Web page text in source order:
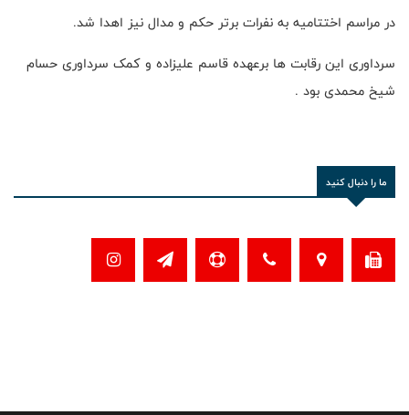
در مراسم اختتامیه به نفرات برتر حکم و مدال نیز اهدا شد.
سرداورى اين رقابت ها برعهده قاسم علیزاده و کمک سرداوری حسام
شیخ محمدی بود .
ما را دنبال کنید